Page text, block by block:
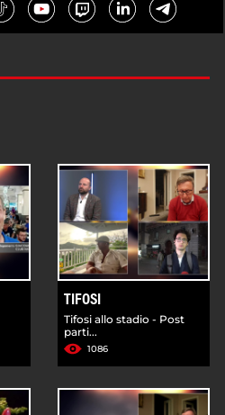
TIFOSI
Tifosi allo stadio - Post
parti...
1086